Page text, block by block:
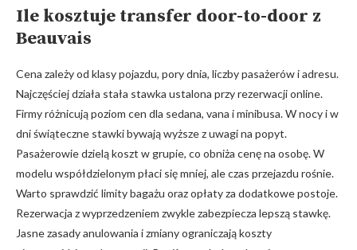
Ile kosztuje transfer door-to-door z
Beauvais
Cena zależy od klasy pojazdu, pory dnia, liczby pasażerów i adresu.
Najczęściej działa stała stawka ustalona przy rezerwacji online.
Firmy różnicują poziom cen dla sedana, vana i minibusa. W nocy i w
dni świąteczne stawki bywają wyższe z uwagi na popyt.
Pasażerowie dzielą koszt w grupie, co obniża cenę na osobę. W
modelu współdzielonym płaci się mniej, ale czas przejazdu rośnie.
Warto sprawdzić limity bagażu oraz opłaty za dodatkowe postoje.
Rezerwacja z wyprzedzeniem zwykle zabezpiecza lepszą stawkę.
Jasne zasady anulowania i zmiany ograniczają koszty